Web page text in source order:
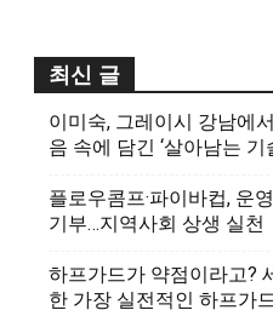
최신 글
이미숙, 그레이시 강남에
음 속에 담긴 ‘살아남는 기
플로우콤프·파이바컵, 운
기부…지역사회 상생 실천
하프가드가 약점이라고?
한 가장 실전적인 하프가